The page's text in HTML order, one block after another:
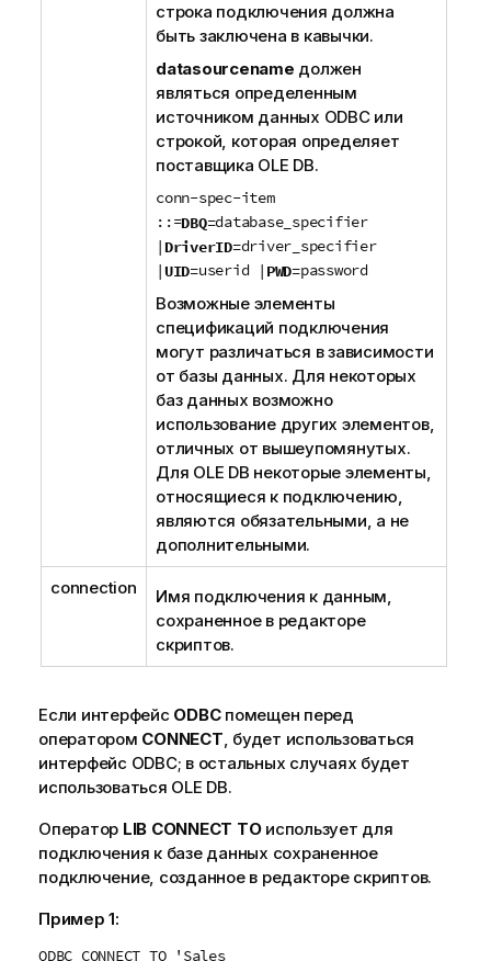
строка подключения должна
быть заключена в кавычки.
datasourcename должен
являться определенным
источником данных ODBCили
строкой, которая определяет
поставщика OLE DB.
conn-spec-item
::=DBQ=database_specifier
| DriverID=driver_specifier
|UID=userid | PWD=password
Возможные элементы
спецификаций подключения
могут различаться в зависимости
от базы данных. Для некоторых
баз данных возможно
использование других элементов,
отличных от вышеупомянутых.
Для OLE DB некоторые элементы,
относящиеся к подключению,
являются обязательными, а не
дополнительными.
connection
Имя подключения к данным,
сохраненное в редакторе
скриптов.
Если интерфейс ODBCпомещен перед
оператором CONNECT, будет использоваться
интерфейс ODBC; в остальных случаях будет
использоваться OLE DB.
Оператор LIB CONNECT TOиспользует для
подключения к базе данных сохраненное
подключение, созданное в редакторе скриптов.
Пример 1:
ODBC CONNECT TO 'Sales